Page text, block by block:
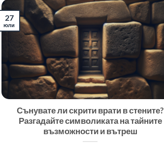
Сънувате ли скрити врати в стените?
Разгадайте символиката на тайните
възможности и вътреш
27
юли